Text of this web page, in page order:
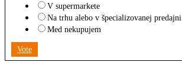
V supermarkete
Na trhu alebo v špecializovanej predajni
Med nekupujem
Vote